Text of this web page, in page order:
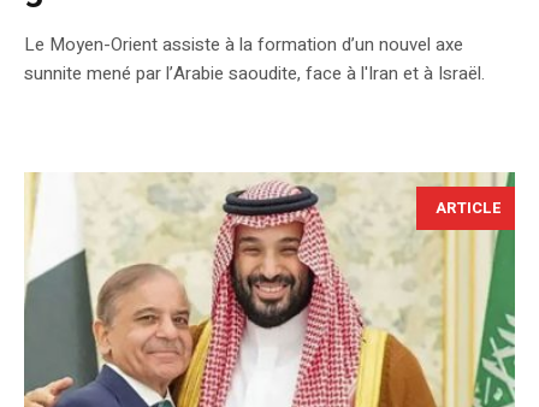
Le Moyen-Orient assiste à la formation d’un nouvel axe
sunnite mené par l’Arabie saoudite, face à l'Iran et à Israël.
ARTICLE